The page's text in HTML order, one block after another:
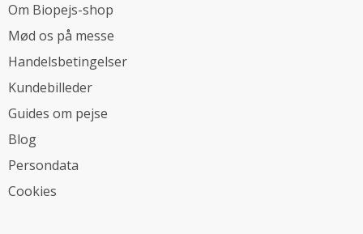
Om Biopejs-shop
Mød os på messe
Handelsbetingelser
Kundebilleder
Guides om pejse
Blog
Persondata
Cookies